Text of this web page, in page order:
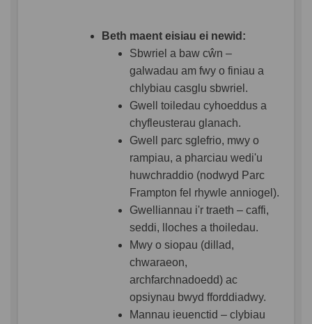
Beth maent eisiau ei newid:
Sbwriel a baw cŵn –
galwadau am fwy o finiau a
chlybiau casglu sbwriel.
Gwell toiledau cyhoeddus a
chyfleusterau glanach.
Gwell parc sglefrio, mwy o
rampiau, a pharciau wedi'u
huwchraddio (nodwyd Parc
Frampton fel rhywle anniogel).
Gwelliannau i'r traeth – caffi,
seddi, lloches a thoiledau.
Mwy o siopau (dillad,
chwaraeon,
archfarchnadoedd) ac
opsiynau bwyd fforddiadwy.
Mannau ieuenctid – clybiau